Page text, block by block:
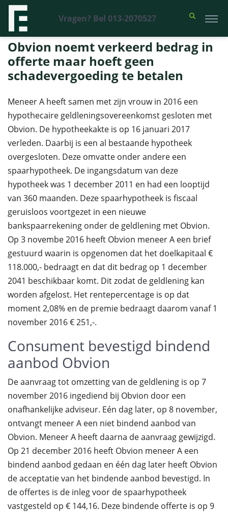
Vragen? Bel 013-2070527
Financieel Recht Advocaten >Uitspraken>Obvion noemt verkeerd
bedrag in offerte maar hoeft geen schadevergoeding te betalen
Obvion noemt verkeerd bedrag in
offerte maar hoeft geen
schadevergoeding te betalen
Meneer A heeft samen met zijn vrouw in 2016 een
hypothecaire geldleningsovereenkomst gesloten met
Obvion. De hypotheekakte is op 16 januari 2017
verleden. Daarbij is een al bestaande hypotheek
overgesloten. Deze omvatte onder andere een
spaarhypotheek. De ingangsdatum van deze
hypotheek was 1 december 2011 en had een looptijd
van 360 maanden. Deze spaarhypotheek is fiscaal
geruisloos voortgezet in een nieuwe
bankspaarrekening onder de geldlening met Obvion.
Op 3 novembe 2016 heeft Obvion meneer A een brief
gestuurd waarin is opgenomen dat het doelkapitaal €
118.000,- bedraagt en dat dit bedrag op 1 december
2041 beschikbaar komt. Dit zodat de geldlening kan
worden afgelost. Het rentepercentage is op dat
moment 2,08% en de premie bedraagt daarom vanaf 1
november 2016 € 251,-.
Consument bevestigd bindend
aanbod Obvion
De aanvraag tot omzetting van de geldlening is op 7
november 2016 ingediend bij Obvion door een
onafhankelijke adviseur. Eén dag later, op 8 november,
ontvangt meneer A een niet bindend aanbod van
Obvion. Meneer A heeft daarna de aanvraag gewijzigd.
Op 21 december 2016 heeft Obvion meneer A een
bindend aanbod gedaan en één dag later heeft Obvion
de acceptatie van het bindende aanbod bevestigd. In
de offertes is de inleg voor de spaarhypotheek
vastgesteld op € 144,16. Deze bindende offerte is op 9